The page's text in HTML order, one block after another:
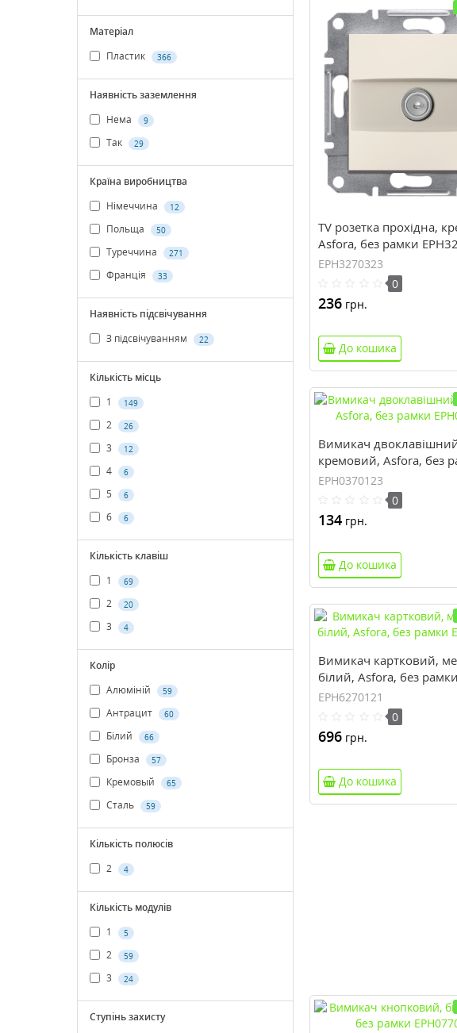
Матеріал
Пластик
366
Наявність заземлення
Нема
9
Так 29
Країна виробництва
Німеччина
12
Польща 50
Туреччина 271
Франція 33
Наявність підсвічування
З підсвічуванням
22
Кількість місць
1
149
2 26
3 12
4 6
5 6
6 6
Кількість клавіш
1
69
2 20
3 4
Колір
Алюміній
59
Антрацит 60
Білий 66
Бронза 57
Кремовый 65
Сталь 59
Кількість полюсів
2
4
Кількість модулів
1
5
2 59
3 24
Ступінь захисту
TV розетка прохідна,
Asfora, без рамки
EPH3270323
0
236грн.
До кошика
Вимикач
кремовий, Asfora, без
EPH0370123
EPH0370123
0
134грн.
До кошика
Вимикач картковий,
білий, Asfora, без рамки
EPH6270121
EPH6270121
0
696грн.
До кошика